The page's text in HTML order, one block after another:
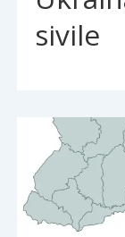
sivile